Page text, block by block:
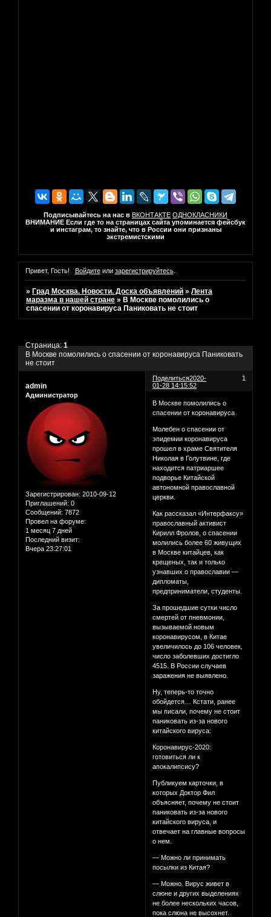
Подписывайтесь на нас в ВКОНТАКТЕ ОДНОКЛАСНИКИ
ВНИМАНИЕ Если где то на страницах сайта упоминается фейсбук
и инстаграм, то знайте, что в России они признаны
экстремистскими
Привет, Гость! Войдитеили зарегистрируйтесь.
» Град Москва. Новости. Доска объявлений »Лента
маразма в нашей стране » В Москве помолились о
спасении от коронавируса Паниковать не стоит
В Москве помолились о спасении от коронавируса Паниковать
не стоит
Страница:1
Поделиться 1
2020-
01-28 14:15:52
admin
Администратор
Зарегистрирован: 2010-09-12
Приглашений: 0
Сообщений: 7872
Провел на форуме:
1 месяц 7 дней
Последний визит:
Вчера 23:27:01
В Москве помолились о
спасении от коронавируса
Молебен о спасении от
эпидемии коронавируса
прошел в храме Святителя
Николая в Голутвине, где
находится патриаршее
подворье Китайской
автономной православной
церкви.
Как рассказал «Интерфаксу»
православный активист
Кирилл Фролов, о спасении
молились более 60 живущих
в Москве китайцев, как
крещеных, так и только
узнавших о православии —
дипломаты,
предприниматели, студенты.
За прошедшие сутки число
смертей от пневмонии,
вызываемой новым
коронавирусом, в Китае
увеличилось до 106 человек,
число заболевших достигло
4515. В России случаев
заражения не выявлено.
Ну, теперь-то точно
обойдется… Кстати, ранее
мы писали, почему не стоит
паниковать из-за нового
китайского вируса:
Коронавирус-2020:
готовиться ли к
апокалипсису?
Публикуем карточки, в
которых Доктор Фил
объясняет, почему не стоит
паниковать из-за нового
китайского вируса, и
отвечает на главные вопросы
о нем.
— Можно ли принимать
посылки из Китая?
— Можно. Вирус живет в
слюне и других выделениях
не более нескольких часов,
пока слюна не высохнет.